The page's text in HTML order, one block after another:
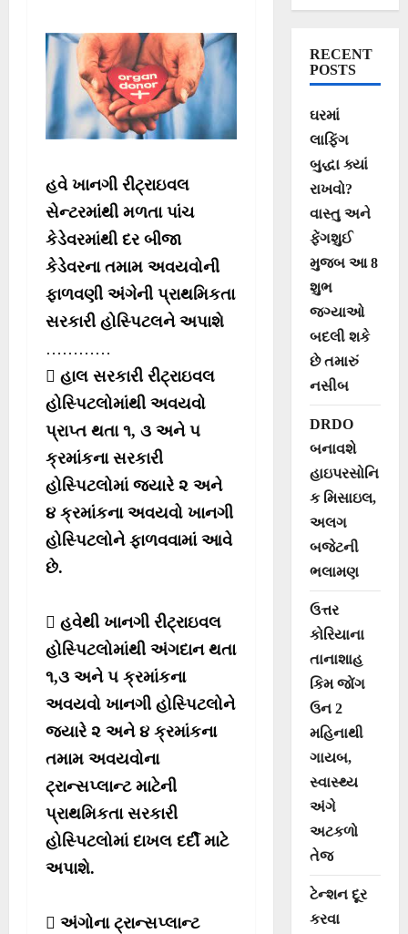
હવે ખાનગી રીટ્રાઇવલ
સેન્ટરમાંથી મળતા પાંચ
કેડેવરમાંથી દર બીજા
કેડેવરના તમામ અવયવોની
ફાળવણી અંગેની પ્રાથમિકતા
સરકારી હોસ્પિટલને અપાશે
…………
 હાલ સરકારી રીટ્રાઇવલ
હોસ્પિટલોમાંથી અવયવો
પ્રાપ્ત થતા ૧, ૩ અને ૫
ક્રમાંકના સરકારી
હોસ્પિટલોમાં જ્યારે ૨ અને
૪ ક્રમાંકના અવયવો ખાનગી
હોસ્પિટલોને ફાળવવામાં આવે
છે.
 હવેથી ખાનગી રીટ્રાઇવલ
હોસ્પિટલોમાંથી અંગદાન થતા
૧,૩ અને ૫ ક્રમાંકના
અવયવો ખાનગી હોસ્પિટલોને
જ્યારે ૨ અને ૪ ક્રમાંકના
તમામ અવયવોના
ટ્રાન્સપ્લાન્ટ માટેની
પ્રાથમિકતા સરકારી
હોસ્પિટલોમાં દાખલ દર્દી માટે
અપાશે.
 અંગોના ટ્રાન્સપ્લાન્ટ
RECENT
POSTS
ઘરમાં
લાફિંગ
બુદ્ધા ક્યાં
રાખવો?
વાસ્તુ અને
ફેંગશુઈ
મુજબ આ 8
શુભ
જગ્યાઓ
બદલી શકે
છે તમારું
નસીબ
DRDO
બનાવશે
હાઇપરસોનિ
ક મિસાઇલ,
અલગ
બજેટની
ભલામણ
ઉત્તર
કોરિયાના
તાનાશાહ
કિમ જોંગ
ઉન 2
મહિનાથી
ગાયબ,
સ્વાસ્થ્ય
અંગે
અટકળો
તેજ
ટેન્શન દૂર
કરવા